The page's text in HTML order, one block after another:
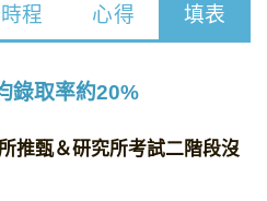
時程 心得 填表
錄取率約20%
推甄＆研究所考試二階段沒